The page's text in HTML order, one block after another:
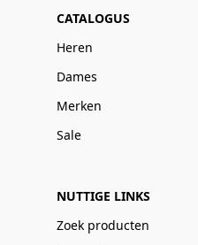
CATALOGUS
Heren
Dames
Merken
Sale
NUTTIGE LINKS
Zoek producten